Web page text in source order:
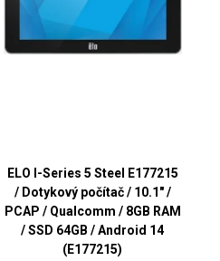
ELO I-Series 5 Steel E177215
/ Dotykový počítač / 10.1" /
PCAP / Qualcomm / 8GB RAM
/ SSD 64GB / Android 14
(E177215)